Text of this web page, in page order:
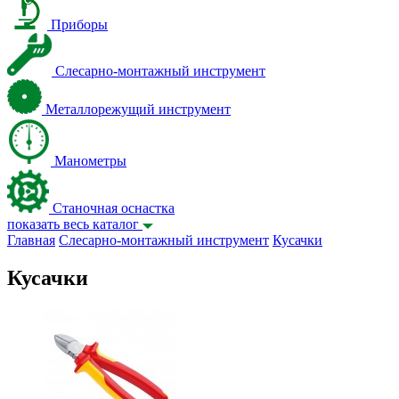
Приборы
Слесарно-монтажный инструмент
Металлорежущий инструмент
Манометры
Станочная оснастка
показать весь каталог
Главная Слесарно-монтажный инструмент Кусачки
Кусачки